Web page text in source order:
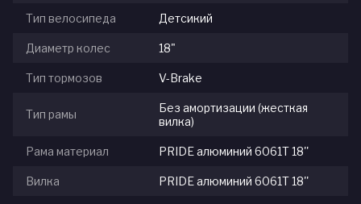
Тип велосипеда Детсикий
Диаметр колес 18"
Тип тормозов V-Brake
Тип рамы
Без амортизации (жесткая
вилка)
Рама материал PRIDE алюминий 6061Т 18''
Вилка PRIDE алюминий 6061Т 18''